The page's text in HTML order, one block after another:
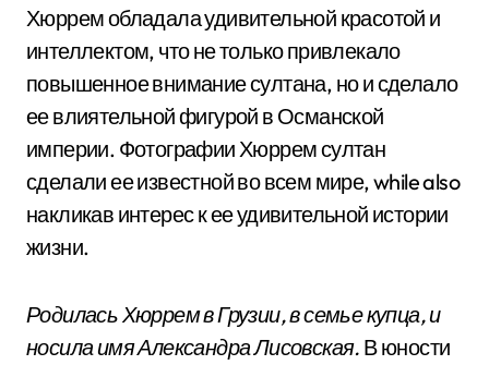
Хюррем обладала удивительной красотой и
интеллектом, что не только привлекало
повышенное внимание султана, но и сделало
ее влиятельной фигурой в Османской
империи. Фотографии Хюррем султан
сделали ее известной во всем мире, while also
накликав интерес к ее удивительной истории
жизни.
Родилась Хюррем в Грузии, в семье купца, и
носила имя Александра Лисовская. В юности